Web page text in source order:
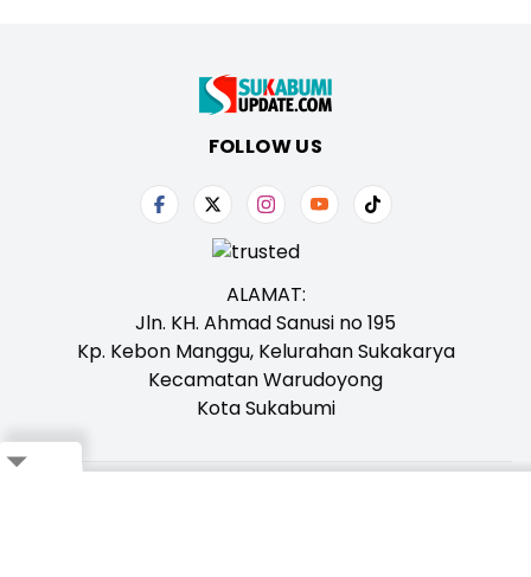
FOLLOW US
ALAMAT:
Jln. KH. Ahmad Sanusi no 195
Kp. Kebon Manggu, Kelurahan Sukakarya
Kecamatan Warudoyong
Kota Sukabumi